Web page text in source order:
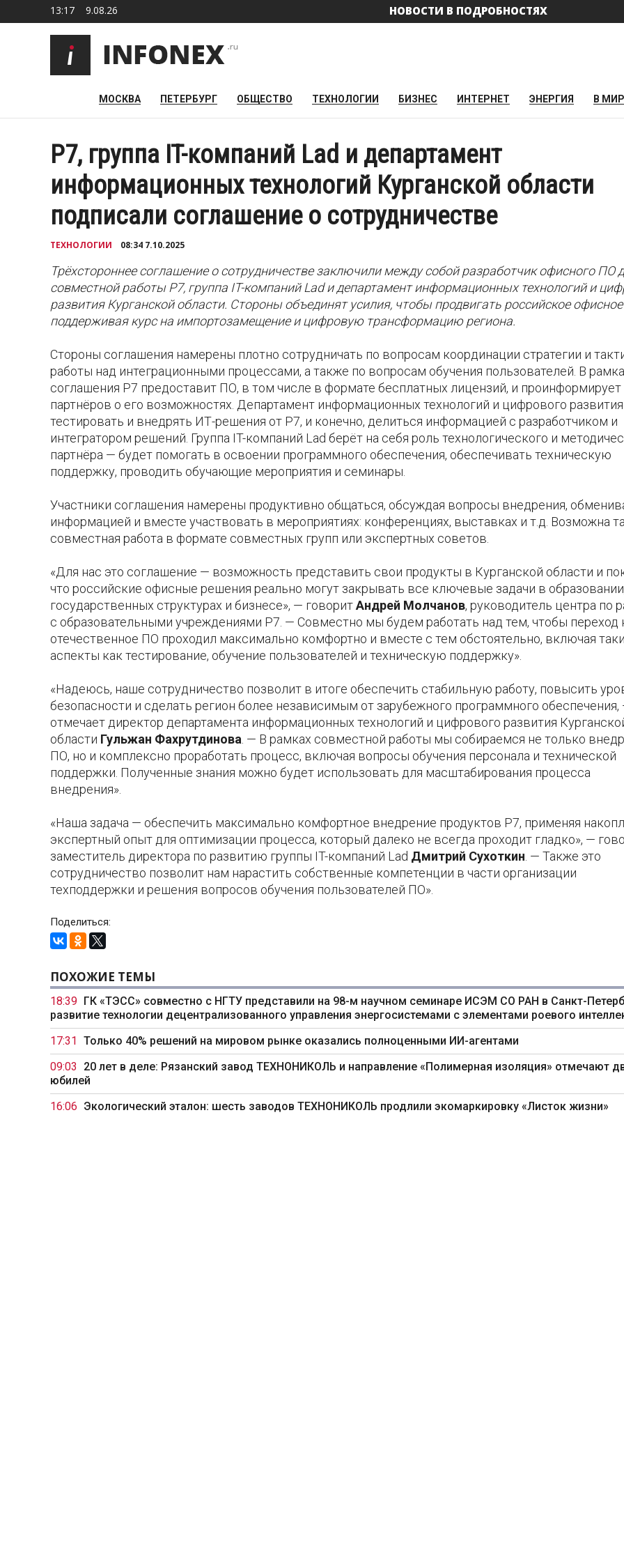
13:17 9.08.26 НОВОСТИ В ПОДРОБНОСТЯХ
МОСКВА ПЕТЕРБУРГ ОБЩЕСТВО ТЕХНОЛОГИИ БИЗНЕС ИНТЕРНЕТ ЭНЕРГИЯ В
Р7, группа IT-компаний Lad и департамент
информационных технологий Курганской области
подписали соглашение о сотрудничестве
ТЕХНОЛОГИИ 08:34 7.10.2025
Трёхстороннее соглашение о сотрудничестве заключили между собой разработчик офисного ПО
совместной работы Р7, группа IT-компаний Lad и департамент информационных технологий и
развития Курганской области. Стороны объединят усилия, чтобы продвигать российское
поддерживая курс на импортозамещение и цифровую трансформацию региона.
Стороны соглашения намерены плотно сотрудничать по вопросам координации стратегии и
работы над интеграционными процессами, а также по вопросам обучения пользователей. В
соглашения Р7 предоставит ПО, в том числе в формате бесплатных лицензий, и проинформирует
партнёров о его возможностях. Департамент информационных технологий и цифрового
тестировать и внедрять ИТ-решения от Р7, и конечно, делиться информацией с разработчиком и
интегратором решений. Группа IT-компаний Lad берёт на себя роль технологического и
партнёра — будет помогать в освоении программного обеспечения, обеспечивать техническую
поддержку, проводить обучающие мероприятия и семинары.
Участники соглашения намерены продуктивно общаться, обсуждая вопросы внедрения,
информацией и вместе участвовать в мероприятиях: конференциях, выставках и т.д. Возможна
совместная работа в формате совместных групп или экспертных советов.
«Для нас это соглашение — возможность представить свои продукты в Курганской области и
что российские офисные решения реально могут закрывать все ключевые задачи в
государственных структурах и бизнесе», — говоритАндрей Молчанов, руководитель центра по
с образовательными учреждениями Р7. — Совместно мы будем работать над тем, чтобы переход
отечественное ПО проходил максимально комфортно и вместе с тем обстоятельно, включая
аспекты как тестирование, обучение пользователей и техническую поддержку».
«Надеюсь, наше сотрудничество позволит в итоге обеспечить стабильную работу, повысить
безопасности и сделать регион более независимым от зарубежного программного обеспечения,
отмечает директор департамента информационных технологий и цифрового развития
области Гульжан Фахрутдинова . — В рамках совместной работы мы собираемся не только
ПО, но и комплексно проработать процесс, включая вопросы обучения персонала и технической
поддержки. Полученные знания можно будет использовать для масштабирования процесса
внедрения».
«Наша задача — обеспечить максимально комфортное внедрение продуктов Р7, применяя
экспертный опыт для оптимизации процесса, который далеко не всегда проходит гладко», —
заместитель директора по развитию группы IT-компаний Lad Дмитрий Сухоткин . — Также это
сотрудничество позволит нам нарастить собственные компетенции в части организации
техподдержки и решения вопросов обучения пользователей ПО».
Поделиться:
ПОХОЖИЕ ТЕМЫ
18:39 ГК «ТЭСС» совместно с НГТУ представили на 98-м научном семинаре ИСЭМ СО РАН в Санкт-
развитие технологии децентрализованного управления энергосистемами с элементами роевого
17:31 Только 40% решений на мировом рынке оказались полноценными ИИ-агентами
09:03
20 лет в деле: Рязанский завод ТЕХНОНИКОЛЬ и направление «Полимерная изоляция» отмечают
юбилей
16:06 Экологический эталон: шесть заводов ТЕХНОНИКОЛЬ продлили экомаркировку «Листок жизни»